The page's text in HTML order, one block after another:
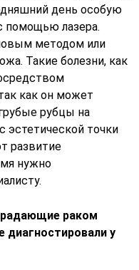
день особую
помощью лазера.
методом или
Такие болезни, как
как он может
рубцы на
эстетической точки
развитие
нужно
раком
диагностировали у